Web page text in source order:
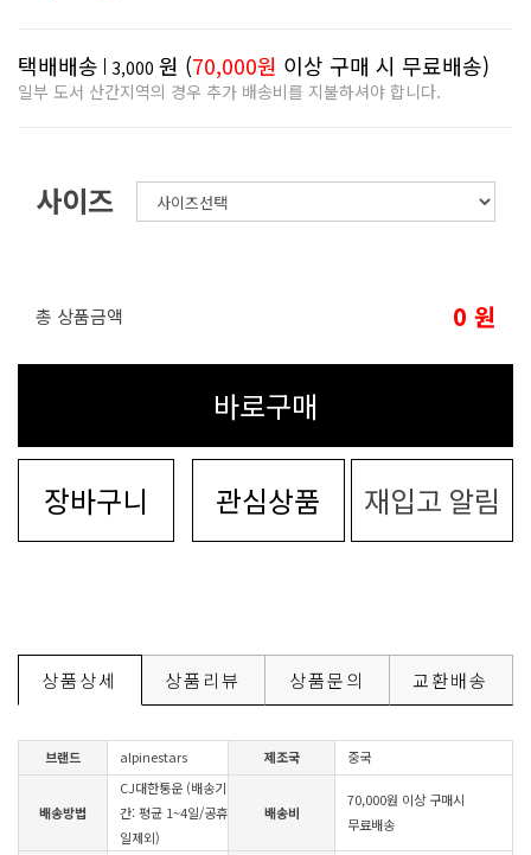
택배배송 3,000 원 (70,000원 이상 구매 시 무료배송)
일부 도서 산간지역의 경우 추가 배송비를 지불하셔야 합니다.
사이즈
총 상품금액 0 원
바로구매
장바구니 관심상품 재입고 알림
상품상세 상품리뷰 상품문의 교환배송
브랜드 alpinestars 제조국 중국
배송방법
CJ대한통운 (배송기
간: 평균 1~4일/공휴
일제외)
배송비
70,000원 이상 구매시
무료배송